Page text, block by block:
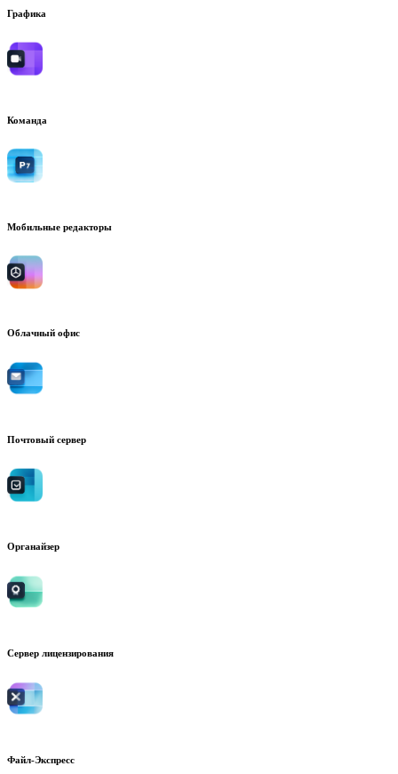
Графика
Команда
Мобильные редакторы
Облачный офис
Почтовый сервер
Органайзер
Сервер лицензирования
Файл-Экспресс